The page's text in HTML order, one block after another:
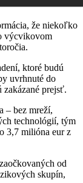
že niekoľko
výcvikovom
ktoré budú
uvrhnuté do
prejsť.
– bez mreží,
technológií, tým
3,7 milióna eur z
od
skupín,